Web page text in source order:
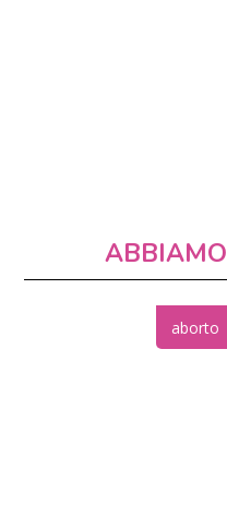
aborto